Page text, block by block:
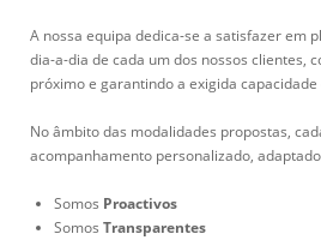
A nossa equipa dedica-se a satisfazer em
dia-a-dia de cada um dos nossos clientes,
próximo e garantindo a exigida
No âmbito das modalidades propostas,
acompanhamento personalizado,
Somos Proactivos
Somos Transparentes